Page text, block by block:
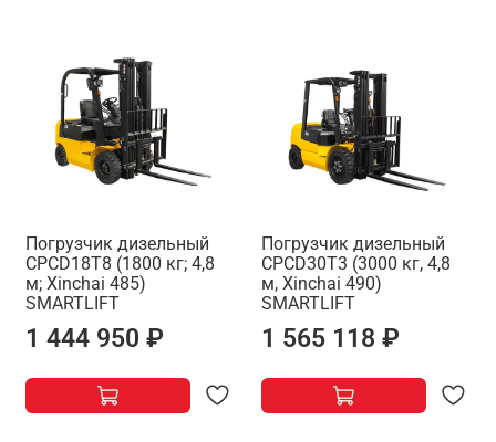
Погрузчик дизельный
CPCD18T8 (1800 кг; 4,8
м; Xinchai 485)
SMARTLIFT
1 444 950 ₽
Погрузчик дизельный
CPCD30T3 (3000 кг, 4,8
м, Xinchai 490)
SMARTLIFT
1 565 118 ₽